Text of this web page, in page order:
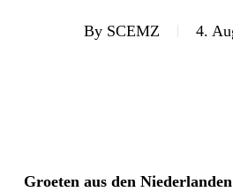
By SCEMZ 4.
Groeten aus den